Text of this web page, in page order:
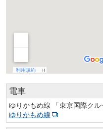
電車
ゆりかもめ線 「東京国際ク
ゆりかもめ線